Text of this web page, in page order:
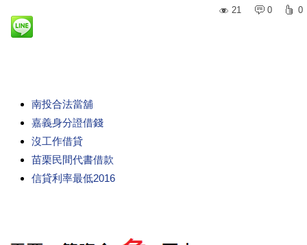
21
0 0
南投合法當舖
嘉義身分證借錢
沒工作借貸
苗栗民間代書借款
信貸利率最低2016